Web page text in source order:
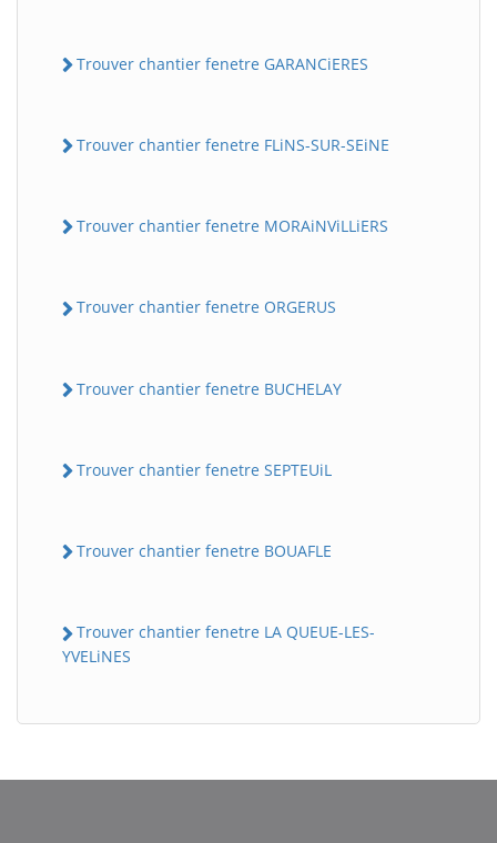
Trouver chantier fenetre GARANCiERES
Trouver chantier fenetre FLiNS-SUR-SEiNE
Trouver chantier fenetre MORAiNViLLiERS
Trouver chantier fenetre ORGERUS
Trouver chantier fenetre BUCHELAY
Trouver chantier fenetre SEPTEUiL
Trouver chantier fenetre BOUAFLE
Trouver chantier fenetre LA QUEUE-LES-
YVELiNES
BatiWebPro